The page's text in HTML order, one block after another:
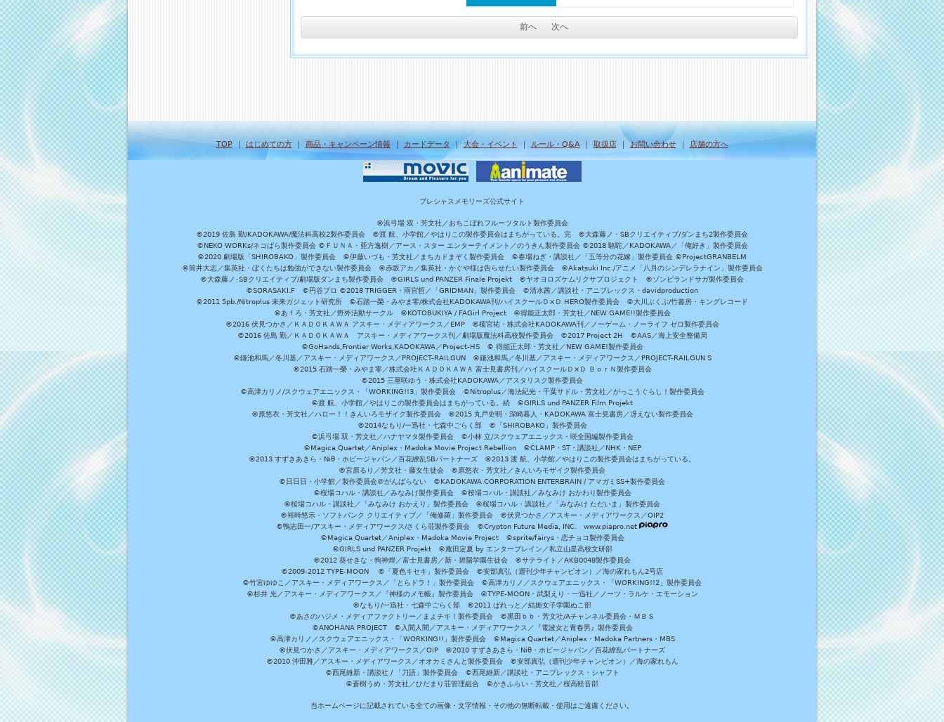
前へ 次へ
TOP｜ はじめての方｜ 商品・キャンペーン情報 ｜ カードデータ ｜大会・イベント ｜ ルール・Q&A｜ 取扱店｜お問い合わせ｜ 店舗の方へ
プレシャスメモリーズ公式サイト
©浜弓場 双・芳文社／おちこぼれフルーツタルト製作委員会
©2019 佐島 勤/KADOKAWA/魔法科高校2製作委員会 ©渡 航、小学館／やはりこの製作委員会はまちがっている。完 ©大森藤ノ・SBクリエイティブ/ダンまち2製作委員会
©NEKO WORKs/ネコぱら製作委員会 ©ＦＵＮＡ・亜方逸樹／アース・スター エンターテイメント／のうきん製作委員会 ©2018 駱駝／KADOKAWA／「俺好き」製作委員会
©2020 劇場版「SHIROBAKO」製作委員会 ©伊藤いづも・芳文社／まちカドまぞく製作委員会 ©春場ねぎ・講談社／「五等分の花嫁」製作委員会 ©ProjectGRANBELM
©筒井大志／集英社・ぼくたちは勉強ができない製作委員会 ©赤坂アカ／集英社・かぐや様は告らせたい製作委員会 ©Akatsuki Inc./アニメ「八月のシンデレラナイン」製作委員会
©大森藤ノ･SBクリエイティブ/劇場版ダンまち製作委員会 ©GIRLS und PANZER Finale Projekt ©ヤオヨロズケムリクサプロジェクト ©ゾンビランドサガ製作委員会
©SORASAKI.F ©円谷プロ ©2018 TRIGGER・雨宮哲／「GRIDMAN」製作委員会 ©清水茜／講談社・アニプレックス・davidproduction
©2011 5pb./Nitroplus 未来ガジェット研究所 ©石踏一榮・みやま零/株式会社KADOKAWA刊/ハイスクールＤ×Ｄ HERO製作委員会 ©大川ぶくぶ/竹書房・キングレコード
©あｆろ・芳文社／野外活動サークル ©KOTOBUKIYA / FAGirl Project ©得能正太郎・芳文社／NEW GAME!!製作委員会
©2016 伏見つかさ／ＫＡＤＯＫＡＷＡ アスキー・メディアワークス／EMP ©榎宮祐・株式会社KADOKAWA刊／ノーゲーム・ノーライフ ゼロ製作委員会
©2016 佐島 勤／ＫＡＤＯＫＡＷＡ アスキー・メディアワークス刊／劇場版魔法科高校製作委員会 ©2017 Project 2H ©AAS／海上安全整備局
©GoHands,Frontier Works,KADOKAWA／Project-HS © 得能正太郎・芳文社／NEW GAME!製作委員会
©鎌池和馬／冬川基／アスキー・メディアワークス／PROJECT-RAILGUN ©鎌池和馬／冬川基／アスキー・メディアワークス／PROJECT-RAILGUN S
©2015 石踏一榮・みやま零／株式会社ＫＡＤＯＫＡＷＡ 富士見書房刊／ハイスクールＤ×Ｄ ＢｏｒＮ製作委員会
©2015 三屋咲ゆう・株式会社KADOKAWA／アスタリスク製作委員会
©高津カリノ/スクウェアエニックス・「WORKING!!3」製作委員会 ©Nitroplus／海法紀光・千葉サドル・芳文社／がっこうぐらし！製作委員会
©渡 航、小学館／やはりこの製作委員会はまちがっている。続 ©GIRLS und PANZER Film Projekt
©原悠衣・芳文社／ハロー！！きんいろモザイク製作委員会 ©2015 丸戸史明・深崎暮人・KADOKAWA 富士見書房／冴えない製作委員会
©2014なもり/一迅社・七森中ごらく部 ©「SHIROBAKO」製作委員会
©浜弓場 双・芳文社／ハナヤマタ製作委員会 ©小林 立/スクウェアエニックス・咲全国編製作委員会
©Magica Quartet／Aniplex・Madoka Movie Project Rebellion ©CLAMP・ST・講談社／NHK・NEP
©2013 すずきあきら・Niθ・ホビージャパン／百花繚乱SBパートナーズ ©2013 渡 航、小学館／やはりこの製作委員会はまちがっている。
©宮原るり／芳文社・藤女生徒会 ©原悠衣・芳文社／きんいろモザイク製作委員会
©日日日・小学館／製作委員会＠がんばらない ©KADOKAWA CORPORATION ENTERBRAIN / アマガミSS+製作委員会
©桜場コハル・講談社／みなみけ製作委員会 ©桜場コハル・講談社／みなみけ おかわり製作委員会
©桜場コハル・講談社／「みなみけ おかえり」製作委員会 ©桜場コハル・講談社／「みなみけ ただいま」製作委員会
©裕時悠示・ソフトバンク クリエイティブ／「俺修羅」製作委員会 ©伏見つかさ／アスキー・メディアワークス／OIP2
©鴨志田一/アスキー・メディアワークス/さくら荘製作委員会 ©Crypton Future Media, INC. www.piapro.net
©Magica Quartet／Aniplex・Madoka Movie Project ©sprite/fairys・恋チョコ製作委員会
©GIRLS und PANZER Projekt ©庵田定夏 by エンターブレイン／私立山星高校文研部
©2012 葵せきな・狗神煌／富士見書房／新・碧陽学園生徒会 ©サテライト／AKB0048製作委員会
©2009-2012 TYPE-MOON ©「夏色キセキ」製作委員会 ©安部真弘（週刊少年チャンピオン）／海の家れもん2号店
©竹宮ゆゆこ／アスキー・メディアワークス／「とらドラ！」製作委員会 ©高津カリノ／スクウェアエニックス・「WORKING!!2」製作委員会
©杉井 光／アスキー・メディアワークス／『神様のメモ帳』製作委員会 ©TYPE-MOON・武梨えり・一迅社／ノーツ・ラルケ・エモーション
©なもり/一迅社・七森中ごらく部 ©2011 ぱれっと／結姫女子学園ぬこ部
©あさのハジメ・メディアファクトリー／まよチキ！製作委員会 ©黒田ｂｂ・芳文社/Aチャンネル委員会・ＭＢＳ
©ANOHANA PROJECT ©入間人間／アスキー・メディアワークス／『電波女と青春男』製作委員会
©高津カリノ／スクウェアエニックス・「WORKING!!」製作委員会 ©Magica Quartet／Aniplex・Madoka Partners・MBS
©伏見つかさ／アスキー・メディアワークス／OIP ©2010 すずきあきら・Niθ・ホビージャパン／百花繚乱パートナーズ
©2010 沖田雅／アスキー・メディアワークス／オオカミさんと製作委員会 ©安部真弘（週刊少年チャンピオン）／海の家れもん
©西尾維新・講談社 / 「刀語」製作委員会 ©西尾維新／講談社・アニプレックス・シャフト
©蒼樹うめ・芳文社／ひだまり荘管理組合 ©かきふらい・芳文社／桜高軽音部
当ホームページに記載されている全ての画像・文字情報・その他の無断転載・使用はご遠慮ください。